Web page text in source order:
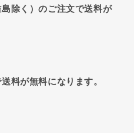
除く）のご注文で送料が
料が無料になります。